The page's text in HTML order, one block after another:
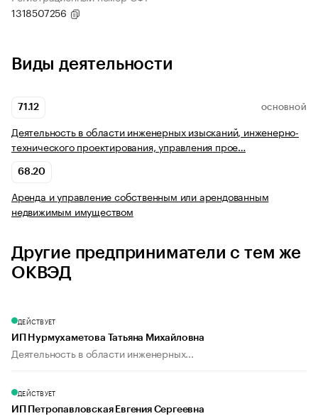
1318507256
Виды деятельности
71.12 ОСНОВНОЙ
Деятельность в области инженерных изысканий, инженерно-
технического проектирования, управления прое…
68.20
Аренда и управление собственным или арендованным
недвижимым имуществом
Другие предприниматели с тем же
ОКВЭД
ДЕЙСТВУЕТ
ИП Нурмухаметова Татьяна Михайловна
Деятельность в области инженерных...
ДЕЙСТВУЕТ
ИП Петропавловская Евгения Сергеевна